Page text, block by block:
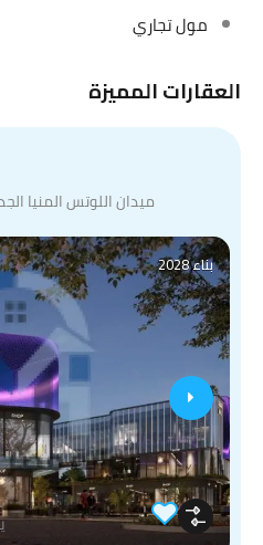
مول تجاري
العقارات المميزة
ميدان اللوتس المنيا
بناء 2028